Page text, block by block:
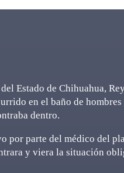
Estado de Chihuahua,
en el baño de
dentro.
por parte del médico del
y viera la situación